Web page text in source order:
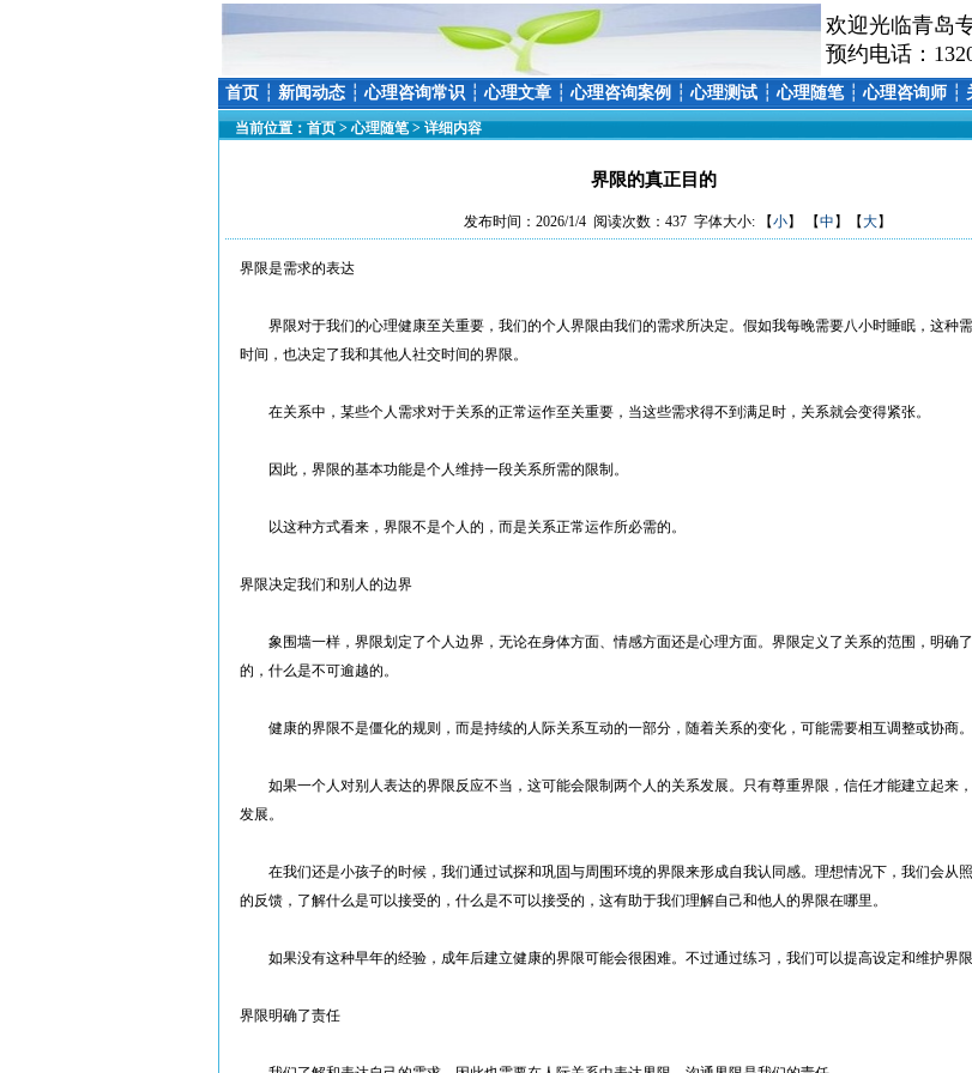
欢迎光临青岛
预约电话：
首页 ┆ 新闻动态 ┆ 心理咨询常识 ┆ 心理文章 ┆ 心理咨询案例 ┆ 心理测试 ┆ 心理随笔 ┆ 心理咨询师 ┆
当前位置： 首页 >心理随笔 > 详细内容
界限的真正目的
发布时间：2026/1/4 阅读次数：437 字体大小: 【小】 【中 】【大】
界限是需求的表达
界限对于我们的心理健康至关重要，我们的个人界限由我们的需求所决定。假如我每晚需要八小时睡眠，这种
时间，也决定了我和其他人社交时间的界限。
在关系中，某些个人需求对于关系的正常运作至关重要，当这些需求得不到满足时，关系就会变得紧张。
因此，界限的基本功能是个人维持一段关系所需的限制。
以这种方式看来，界限不是个人的，而是关系正常运作所必需的。
界限决定我们和别人的边界
象围墙一样，界限划定了个人边界，无论在身体方面、情感方面还是心理方面。界限定义了关系的范围，明确
的，什么是不可逾越的。
健康的界限不是僵化的规则，而是持续的人际关系互动的一部分，随着关系的变化，可能需要相互调整或协商。
如果一个人对别人表达的界限反应不当，这可能会限制两个人的关系发展。只有尊重界限，信任才能建立起来
发展。
在我们还是小孩子的时候，我们通过试探和巩固与周围环境的界限来形成自我认同感。理想情况下，我们会从
的反馈，了解什么是可以接受的，什么是不可以接受的，这有助于我们理解自己和他人的界限在哪里。
如果没有这种早年的经验，成年后建立健康的界限可能会很困难。不过通过练习，我们可以提高设定和维护界限
界限明确了责任